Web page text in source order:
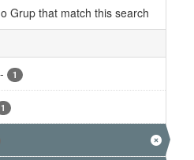
Grup that match this search
- 1
1